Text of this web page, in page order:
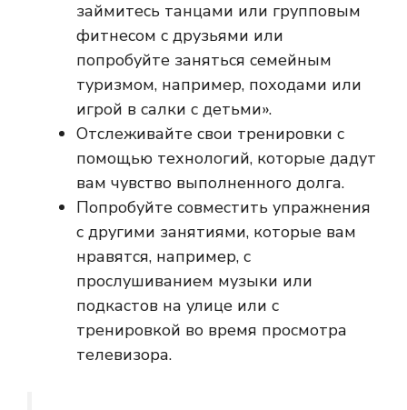
займитесь танцами или групповым
фитнесом с друзьями или
попробуйте заняться семейным
туризмом, например, походами или
игрой в салки с детьми».
Отслеживайте свои тренировки с
помощью технологий, которые дадут
вам чувство выполненного долга.
Попробуйте совместить упражнения
с другими занятиями, которые вам
нравятся, например, с
прослушиванием музыки или
подкастов на улице или с
тренировкой во время просмотра
телевизора.